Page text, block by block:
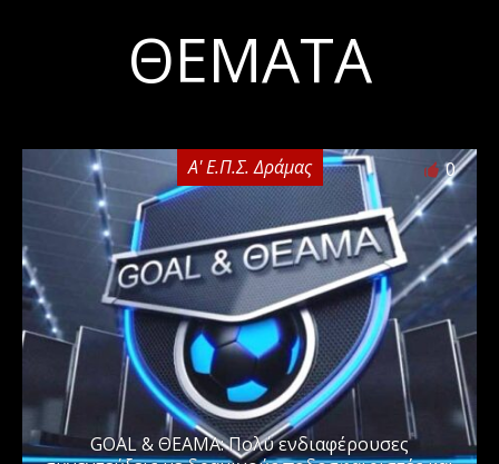
ΘΈΜΑΤΑ
Α' Ε.Π.Σ. Δράμας 0
GOAL & ΘΕΑΜΑ: Πολύ ενδιαφέρουσες